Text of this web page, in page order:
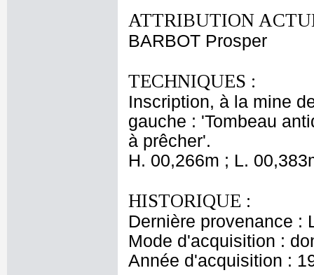
ATTRIBUTION
BARBOT Prosper
TECHNIQUES :
Inscription, à la mine
gauche : 'Tombeau
à prêcher'.
H. 00,266m ; L.
HISTORIQUE :
Dernière provenance :
Mode d'acquisition :
Année d'acquisition :